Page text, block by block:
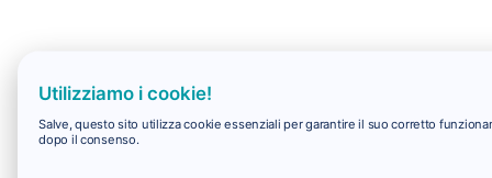
Utilizziamo i cookie!
Salve, questo sito utilizza cookie essenziali per garantire il suo corretto
dopo il consenso.